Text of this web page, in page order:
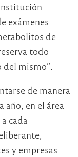
exámenes
de
todo
del mismo”.
de manera
año, en el área
cada
y empresas